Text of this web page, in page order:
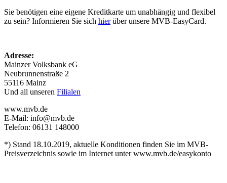
Sie benötigen eine eigene Kreditkarte um unabhängig und flexibel
zu sein? Informieren Sie sich hierüber unsere MVB-EasyCard.
Adresse:
Mainzer Volksbank eG
Neubrunnenstraße 2
55116 Mainz
Und all unseren Filialen
www.mvb.de
E-Mail: info@mvb.de
Telefon: 06131 148000
*) Stand 18.10.2019, aktuelle Konditionen finden Sie im MVB-
Preisverzeichnis sowie im Internet unter www.mvb.de/easykonto